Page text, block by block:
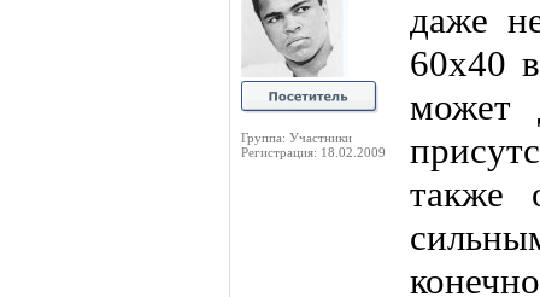
Группа: Участники
Регистрация: 18.02.2009
даже
60х40
может
также